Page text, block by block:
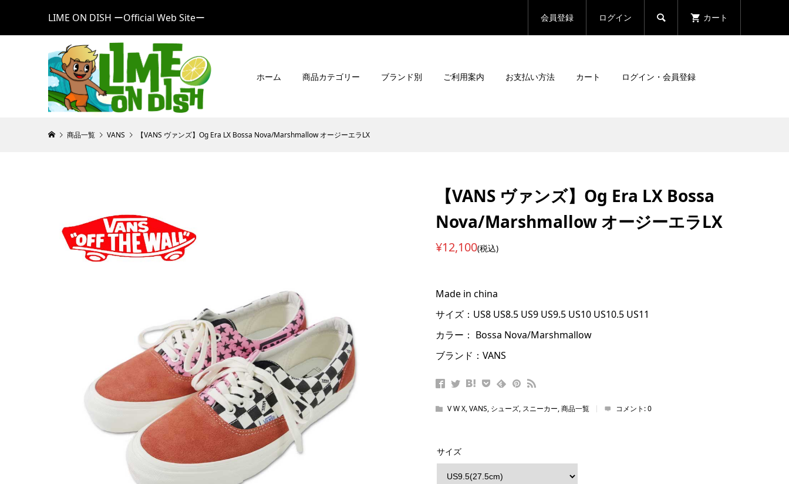
LIME ON DISH ーOfficial Web Siteー 会員登録 ログイン  カート
ホーム 商品カテゴリー ブランド別 ご利用案内 お支払い方法 カート ログイン・会員登録
商品一覧 VANS 【VANS ヴァンズ】Og Era LX Bossa Nova/Marshmallow オージーエラLX
【VANS ヴァンズ】Og Era LX Bossa
Nova/Marshmallow オージーエラLX
¥12,100(税込)
Made in china
サイズ：US8 US8.5 US9 US9.5 US10 US10.5 US11
カラー： Bossa Nova/Marshmallow
ブランド：VANS
V W X,VANS, シューズ, スニーカー,商品一覧 コメント:0
サイズ